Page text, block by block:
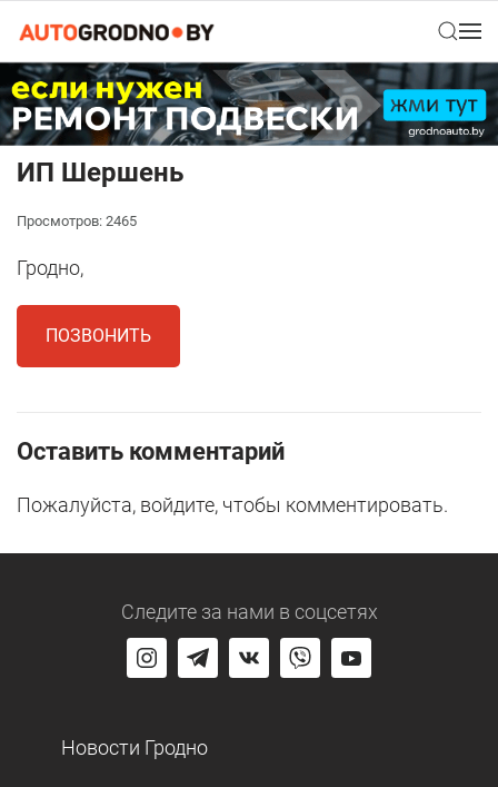
ИП Шершень
Просмотров: 2465
Гродно,
ПОЗВОНИТЬ
Оставить комментарий
Пожалуйста, войдите, чтобы комментировать.
Следите за нами в соцсетях
Новости Гродно